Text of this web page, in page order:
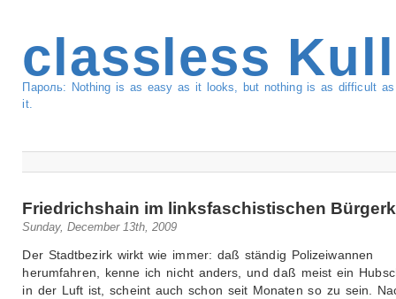
classless
Пароль: Nothing is as easy as it looks, but nothing is as difficult
it.
Friedrichshain im linksfaschistischen
Sunday, December 13th, 2009
Der Stadtbezirk wirkt wie immer: daß ständig Polizeiwannen
herumfahren, kenne ich nicht anders, und daß meist ein
in der Luft ist, scheint auch schon seit Monaten so zu sein.